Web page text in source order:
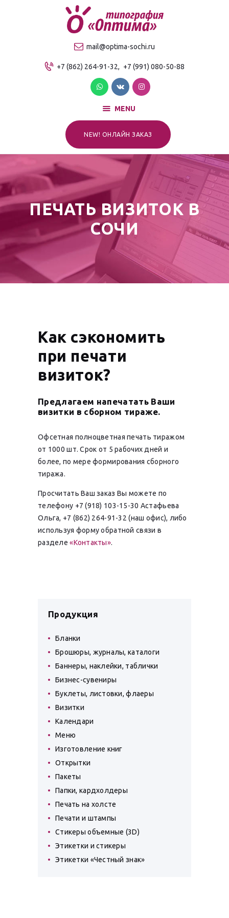
mail@optima-sochi.ru
+7 (862) 264-91-32, +7 (991) 080-50-88
MENU
NEW! ОНЛАЙН ЗАКАЗ
ПЕЧАТЬ ВИЗИТОК В
СОЧИ
Качественная типография в Сочи
О компании
Продукция
Услуги
Прайс-лист
Для клиентов
Как сэкономить
при печати
визиток?
Предлагаем напечатать Ваши
визитки в сборном тираже.
Офсетная полноцветная печать тиражом
от 1000 шт. Срок от 5 рабочих дней и
более, по мере формирования сборного
тиража.
Просчитать Ваш заказ Вы можете по
телефону +7 (918) 103-15-30 Астафьева
Ольга, +7 (862) 264-91-32 (наш офис), либо
используя форму обратной связи в
разделе«Контакты».
Продукция
Бланки
Брошюры, журналы, каталоги
Баннеры, наклейки, таблички
Бизнес-сувениры
Буклеты, листовки, флаеры
Визитки
Календари
Меню
Изготовление книг
Открытки
Пакеты
Папки, кардхолдеры
Печать на холсте
Печати и штампы
Стикеры объемные (3D)
Этикетки и стикеры
Этикетки «Честный знак»